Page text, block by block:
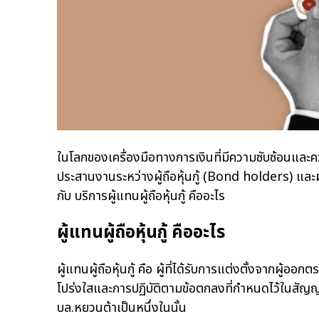
ในโลกของเครื่องมือทางการเงินที่มีความซับซ้อนแ
ประสานงานระหว่างผู้ถือหุ้นกู้ (Bond holders) แล
กับ บริการผู้แทนผู้ถือหุ้นกู้ คืออะไร
ผู้แทนผู้ถือหุ้นกู้ คืออะไร
ผู้แทนผู้ถือหุ้นกู้ คือ ผู้ที่ได้รับการแต่งตั้งจากผู้ออกตร
โปร่งใสและการปฏิบัติตามข้อตกลงที่กำหนดไว้ใน
บล.หยวนต้าเป็นหนึ่งในนั้น